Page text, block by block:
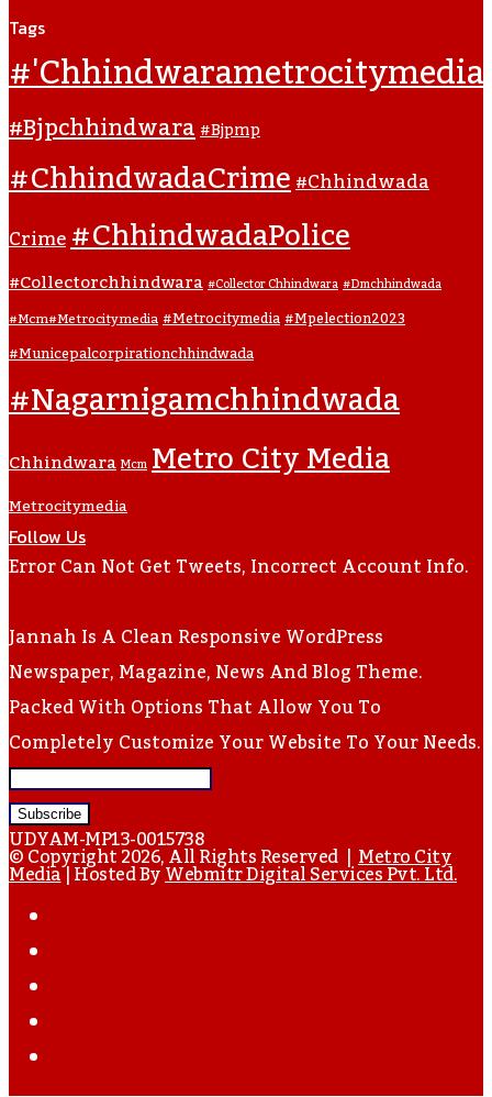
Tags
#'chhindwarametrocitymedia
#bjpchhindwara#bjpmp
#ChhindwadaCrime#Chhindwada
Crime#ChhindwadaPolice
#collectorchhindwara#collector Chhindwara#dmchhindwada
#mcm#metrocitymedia#metrocitymedia#mpelection2023
#municepalcorpirationchhindwada
#nagarnigamchhindwada
ChhindwaraMcmMetro City Media
Metrocitymedia
Follow Us
Error Can Not Get Tweets, Incorrect Account Info.
Jannah Is A Clean Responsive WordPress
Newspaper, Magazine, News And Blog Theme.
Packed With Options That Allow You To
Completely Customize Your Website To Your Needs.
Enter
Your
Email
Address
UDYAM-MP13-0015738
© Copyright 2026, All Rights Reserved |Metro City
Media| Hosted ByWebmitr Digital Services Pvt. Ltd.